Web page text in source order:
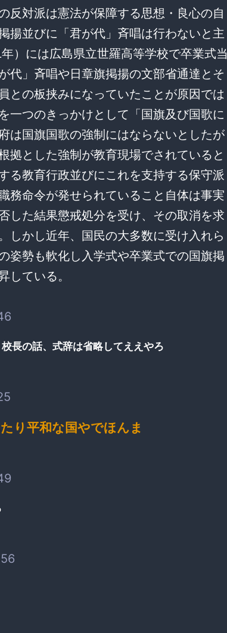
反対派は憲法が保障する思想・良心の自
揚並びに「君が代」斉唱は行わないと主
）には広島県立世羅高等学校で卒業式当
代」斉唱や日章旗掲揚の文部省通達とそ
との板挟みになっていたことが原因では
一つのきっかけとして「国旗及び国歌に
は国旗国歌の強制にはならないとしたが
拠とした強制が教育現場でされていると
る教育行政並びにこれを支持する保守派
務命令が発せられていること自体は事実
した結果懲戒処分を受け、その取消を求
しかし近年、国民の大多数に受け入れら
姿勢も軟化し入学式や卒業式での国旗掲
している。
長の話、式辞は省略してええやろ
り平和な国やでほんま